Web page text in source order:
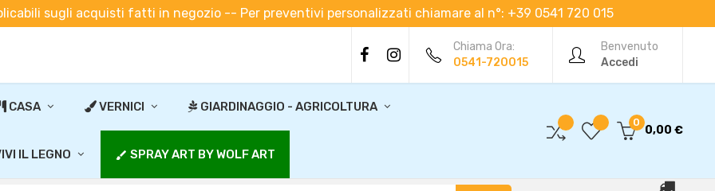
sugli acquisti fatti in negozio -- Per preventivi personalizzati chiamare al n°: +39 0541 720 015
Benvenuto
Accedi
Chiama Ora:
0541-720015
CASA VERNICI GIARDINAGGIO - AGRICOLTURA
IL LEGNO brush SPRAY ART BY WOLF ART
0
0,00 €